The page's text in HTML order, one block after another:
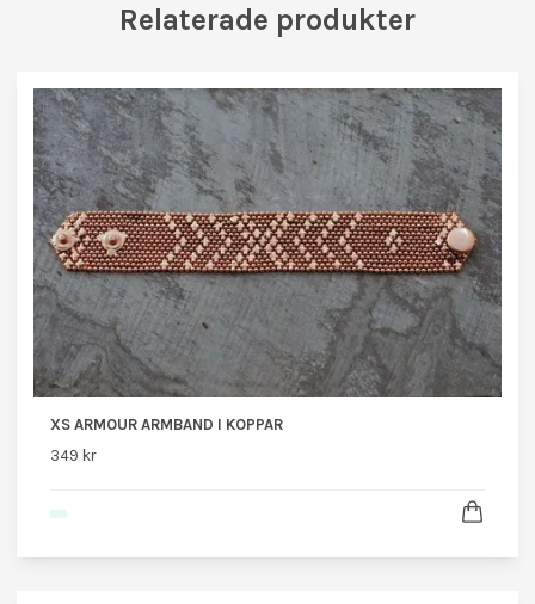
Relaterade produkter
XS ARMOUR ARMBAND I KOPPAR
349 kr